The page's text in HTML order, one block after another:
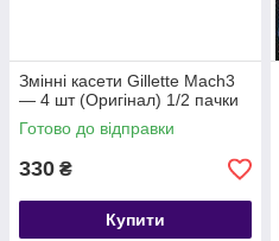
Змінні касети Gillette Mach3
— 4 шт (Оригінал) 1/2 пачки
Готово до відправки
330 ₴
Купити